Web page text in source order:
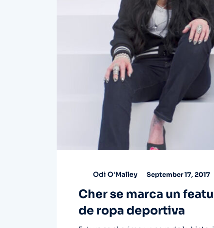
Odi O'Malley September 17, 2017
Cher se marca un
de ropa deportiva